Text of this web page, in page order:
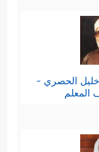
الحصري -
المعلم